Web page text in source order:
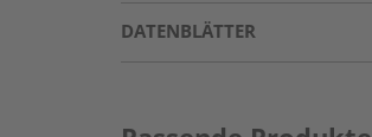
DATENBLÄTTER